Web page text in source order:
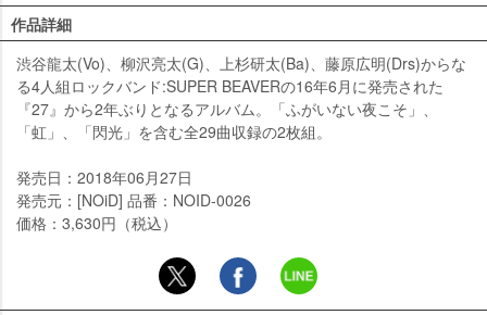
作品詳細
渋谷龍太(Vo)、柳沢亮太(G)、上杉研太(Ba)、藤原広明(Drs)からな
る4人組ロックバンド:SUPER BEAVERの16年6月に発売された
『27』から2年ぶりとなるアルバム。「ふがいない夜こそ」、
「虹」、「閃光」を含む全29曲収録の2枚組。
発売日：2018年06月27日
発売元：[NOiD] 品番：NOID-0026
価格：3,630円（税込）